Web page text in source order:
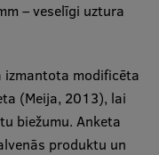
– veselīgi uztura
izmantota modificēta
(Meija, 2013), lai
biežumu. Anketa
produktu un